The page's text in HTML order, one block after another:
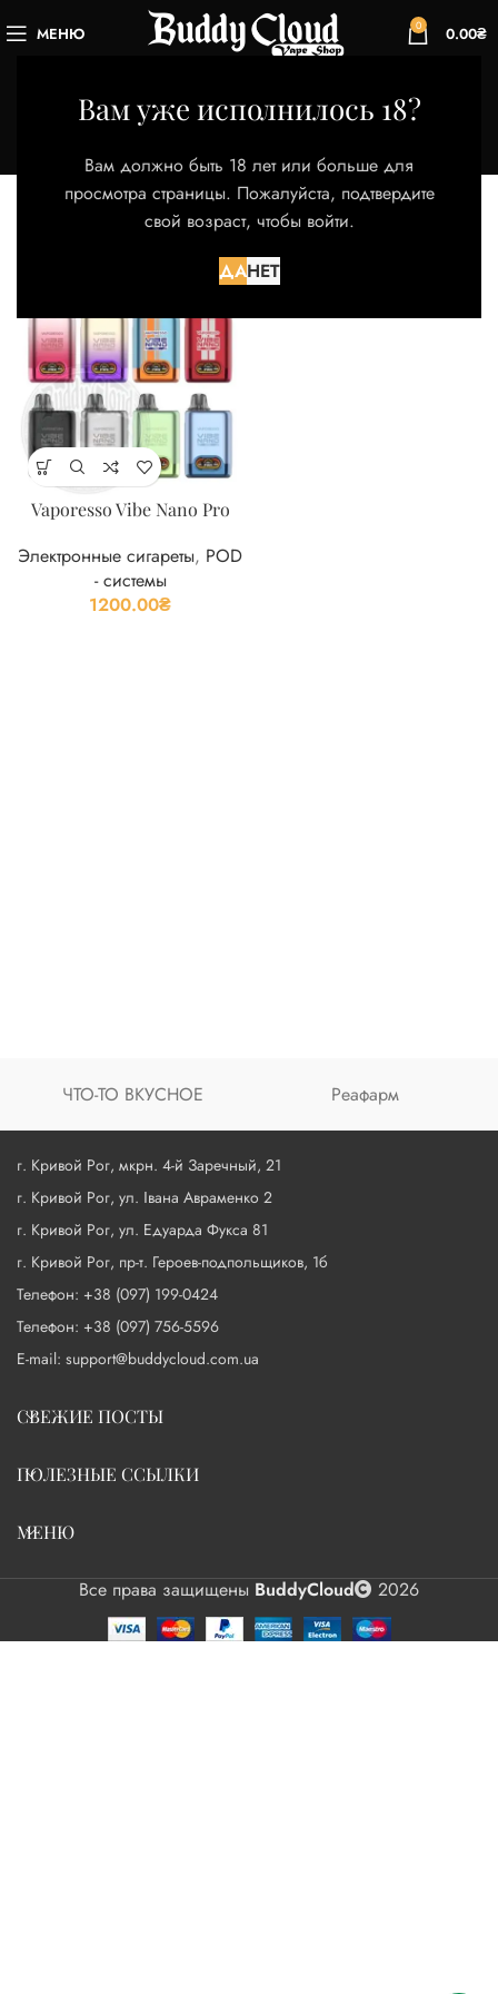
Вам уже исполнилось 18?
Вам должно быть 18 лет или больше для
просмотра страницы. Пожалуйста, подтвердите
свой возраст, чтобы войти.
ДАНЕТ
МЕНЮ 0 0.00₴
Viba nano pro
Категории
Товары с меткой “Viba nano pro”
Отображение единственного товара
Vaporesso Vibe Nano Pro
Электронные сигареты, POD
- системы
1200.00₴
ЧТО-ТО ВКУСНОЕ Реафарм
г. Кривой Рог, мкрн. 4-й Заречный, 21
г. Кривой Рог, ул. Івана Авраменко 2
г. Кривой Рог, ул. Едуарда Фукса 81
г. Кривой Рог, пр-т. Героев-подпольщиков, 1б
Телефон: +38 (097) 199-0424
Телефон: +38 (097) 756-5596
E-mail: support@buddycloud.com.ua
СВЕЖИЕ ПОСТЫ
ПОЛЕЗНЫЕ ССЫЛКИ
МЕНЮ
Все права защищены BuddyCloud 2026